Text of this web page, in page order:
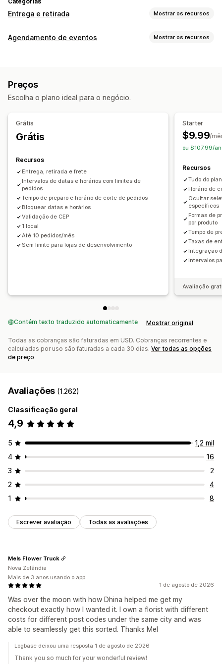
Entrega e retirada Mostrar os recursos
Opções de entrega
Valores mínimos
Mensagens personalizadas
Opções de retirada
Retirada em ponto específico
De vários locais
Limites de pedido
Acompanhamento em tempo real
Notificações por e-mail
Agendamento de eventos Mostrar os recursos
Gestão de reservas
Notificações por e-mail
Personalização
Widget de calendário
Preços
Escolha o plano ideal para o negócio.
Grátis
Grátis
Recursos
Entrega, retirada e frete
Intervalos de datas e horários com limites de
pedidos
Tempo de preparo e horário de corte de pedidos
Bloquear datas e horários
Validação de CEP
1 local
Até 10 pedidos/mês
Sem limite para lojas de desenvolvimento
Starter
$9.99/
ou $107.99/
Recursos
Tudo do
Horário de
Ocultar
específicos
Formas de
por produto
Tempo de
Taxas de
Integração
Intervalos
Avaliação
Contém texto traduzido automaticamente Mostrar original
Todas as cobranças são faturadas em USD. Cobranças recorrentes e
calculadas por uso são faturadas a cada 30 dias. Ver todas as opções
de preço
Avaliações (1.262)
Classificação geral
4,9
5
1,2 mil
4
16
3
2
2
4
1
8
Escrever avaliação Todas as avaliações
1 de agosto de 2026
Was over the moon with how Dhina helped me get my
checkout exactly how I wanted it. I own a florist with different
costs for different post codes under the same city and was
able to seamlessly get this sorted. Thanks Mel
Mels Flower Truck
Nova Zelândia
Mais de 3 anos usando o app
Logbase deixou uma resposta 1 de agosto de 2026
Thank you so much for your wonderful review!